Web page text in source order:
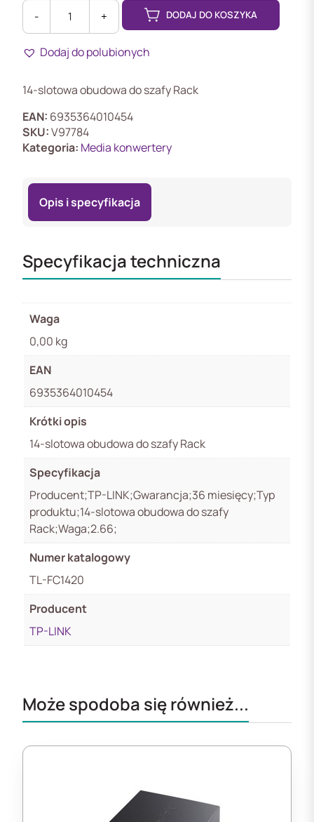
-
TL-
FC1420
slotowa
do
szafy
Rack
+ DODAJ DO KOSZYKA
Dodaj do polubionych
14-slotowa obudowa do szafy Rack
EAN: 6935364010454
SKU:V97784
Kategoria: Media konwertery
Opis i specyfikacja
Specyfikacja techniczna
Waga
0,00 kg
EAN
6935364010454
Krótki opis
14-slotowa obudowa do szafy Rack
Specyfikacja
Producent;TP-LINK;Gwarancja;36 miesięcy;Typ
produktu;14-slotowa obudowa do szafy
Rack;Waga;2.66;
Numer katalogowy
TL-FC1420
Producent
TP-LINK
Może spodoba się również...